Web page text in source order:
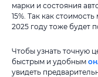
марки и состояния
15%. Так как
2025 году тоже будет
Чтобы узнать точную
быстрым и удобным
увидеть